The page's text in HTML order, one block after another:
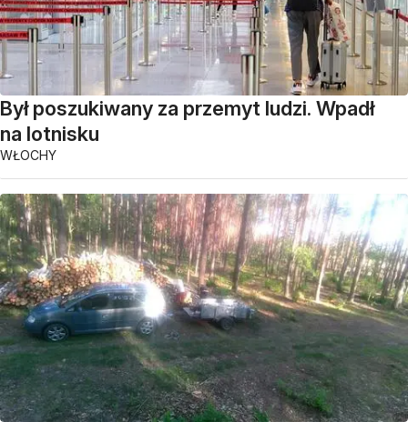
Był poszukiwany za przemyt ludzi. Wpadł
na lotnisku
WŁOCHY